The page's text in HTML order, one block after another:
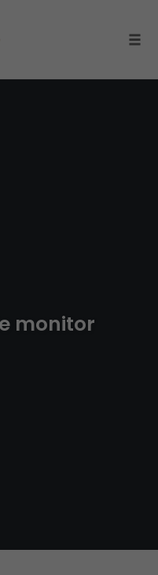
monitor